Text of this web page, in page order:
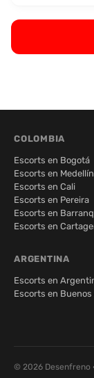
COLOMBIA
Escorts en Bogotá
Escorts en Medellín
Escorts en Cali
Escorts en Pereira
Escorts en
Escorts en
ARGENTINA
Escorts en
Escorts en Buenos
© 2026 Desenfreno